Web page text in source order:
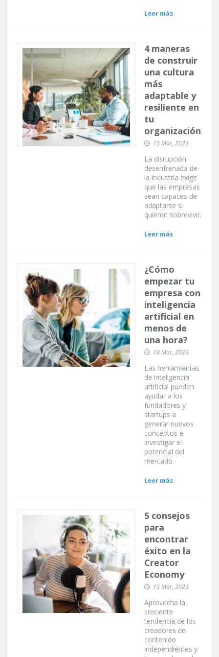
Leer más
4 maneras
de construir
una cultura
más
adaptable y
resiliente en
tu
organización
15 Mar, 2023
La disrupción
desenfrenada de
la industria exige
que las empresas
sean capaces de
adaptarse si
quieren sobrevivir.
Leer más
¿Cómo
empezar tu
empresa con
inteligencia
artificial en
menos de
una hora?
14 Mar, 2023
Las herramientas
de inteligencia
artificial pueden
ayudar a los
fundadores y
startups a
generar nuevos
conceptos e
investigar el
potencial del
mercado.
Leer más
5 consejos
para
encontrar
éxito en la
Creator
Economy
13 Mar, 2023
Aprovecha la
creciente
tendencia de los
creadores de
contenido
independientes y